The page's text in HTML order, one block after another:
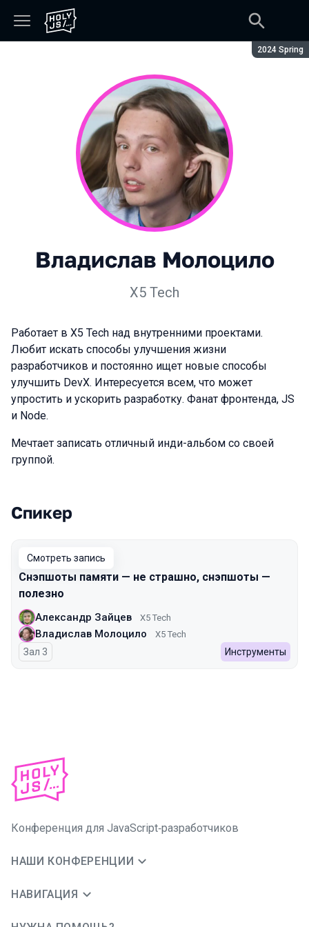
Сезон:
2024 Spring
Владислав Молоцило
X5 Tech
Работает в X5 Tech над внутренними проектами.
Любит искать способы улучшения жизни
разработчиков и постоянно ищет новые способы
улучшить DevX. Интересуется всем, что может
упростить и ускорить разработку. Фанат фронтенда, JS
и Node.
Мечтает записать отличный инди-альбом со своей
группой.
Выступления в сезоне 2024 Spring
Спикер
Смотреть запись
Снэпшоты памяти — не страшно, снэпшоты —
полезно
Александр Зайцев X5 Tech
Владислав Молоцило X5 Tech
Зал 3 Инструменты
Конференция для JavaScript‑разработчиков
НАШИ КОНФЕРЕНЦИИ
НАВИГАЦИЯ